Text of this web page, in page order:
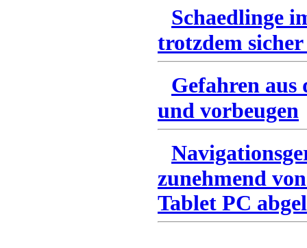
Schaedlinge
trotzdem
Gefahren
und vorbeugen
zunehmend
Tablet PC